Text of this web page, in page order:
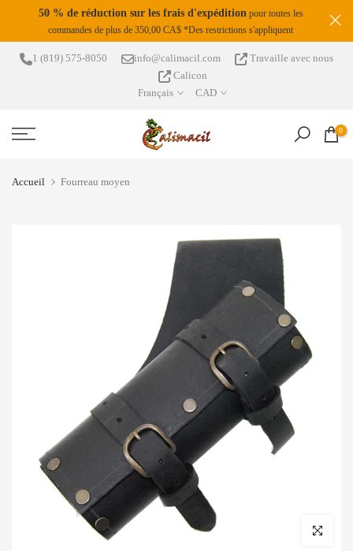
contenu
50 % de réduction sur les frais d'expéditionpour toutes les
commandes de plus de 350,00 CA$ *Des restrictions s'appliquent
1 (819) 575-8050 info@calimacil.com
Travaille avec nous
Calicon
Français
CAD
0
Accueil Fourreau moyen
Cliquez